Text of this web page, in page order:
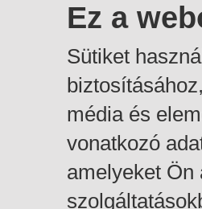
Ez a
Sütiket
média és
vonatkozó
amelyeket Ön